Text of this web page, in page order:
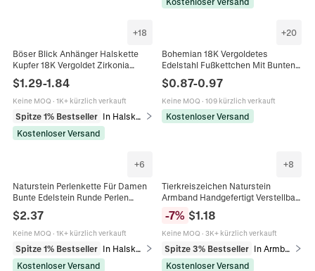
+18
Böser Blick Anhänger Halskette
Kupfer 18K Vergoldet Zirkonia
Emaille Böhmischer Ethno
Schmuck Für Damen
$1.29-1.84
Keine MOQ · 1K+ kürzlich verkauft
Spitze 1% Bestseller
In Halsketten
Kostenloser Versand
+20
Bohemian 18K Vergoldetes
Edelstahl Fußkettchen Mit Bunten
Emaille Perlen Verstellbare
Lippenkette Schmuck Für Damen
$0.87-0.97
Keine MOQ · 109 kürzlich verkauft
Kostenloser Versand
+6
Naturstein Perlenkette Für Damen
Bunte Edelstein Runde Perlen
Schmuck Mit Legierung
Verlängerung
$2.37
Keine MOQ · 1K+ kürzlich verkauft
Spitze 1% Bestseller
Kostenloser Versand
+8
Tierkreiszeichen Naturstein
Armband Handgefertigt Verstellbar
Schmuck Geschenk Für Damen
Und Herren
-7% $1.18
Keine MOQ · 3K+ kürzlich verkauft
Spitze 3% Bestseller
Kostenloser Versand